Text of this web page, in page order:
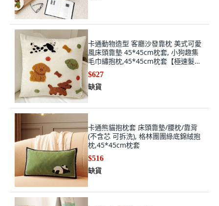
卡通動物造型 客廳沙發靠枕 美式可愛
風床頭靠墊 45*45cm枕套, 小狗趣集
毛巾繡抱枕,45*45cm枕套【極速髮
貨】
$627
缺貨
卡通熊貓抱枕套 床頭靠墊/腰枕/靠背
(不含芯 可拆洗), 格林團團綠底錦絨抱
枕,45*45cm枕套
$516
缺貨